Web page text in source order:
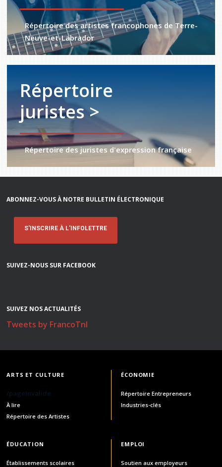
Répertoire des artistes francophones de Terre-
Neuve-et-Labrador
Répertoire
juristes >
Répertoire des juristes d'expression française
ABONNEZ-VOUS À NOTRE BULLETIN ÉLECTRONIQUE
S'INSCRIRE À L'INFOLETTRE
SUIVEZ-NOUS SUR FACEBOOK
SUIVEZ NOS ACTUALITÉS
Tweets by FrancoTnl
ARTS ET CULTURE
/pageInvalide
À lire
Répertoire des Artistes
ÉCONOMIE
Répertoire Entrepreneurs
Industries-clés
ÉDUCATION
Établissements scolaires
EMPLOI
Soutien aux employeurs